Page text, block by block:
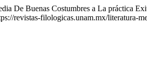
De Buenas Costumbres a La práctica
revistas-filologicas.unam.mx/literatura-